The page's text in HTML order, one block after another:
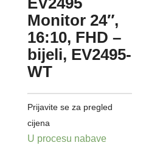
Monitor 24″,
16:10, FHD –
bijeli, EV2495-
WT
Prijavite se za pregled
cijena
U procesu nabave